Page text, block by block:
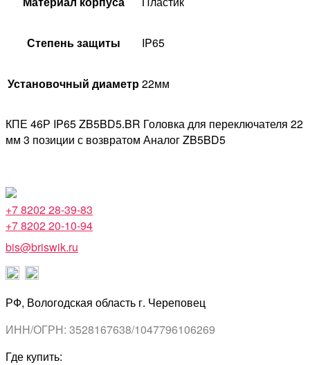
Степень защиты IP65
Установочный диаметр22мм
КПЕ 46Р IP65 ZB5BD5.BR Головка для переключателя 22
мм 3 позиции с возвратом Аналог ZB5BD5
+7 8202 28-39-83
+7 8202 20-10-94
bis@briswik.ru
РФ, Вологодская область г. Череповец
ИНН/ОГРН: 3528167638/1047796106269
Где купить: